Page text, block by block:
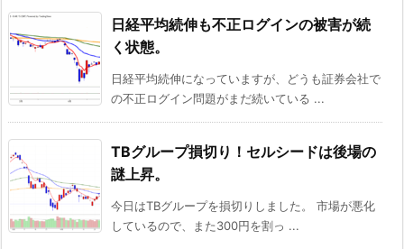
日経平均続伸も不正ログインの被害が続
く状態。
日経平均続伸になっていますが、どうも証券会社で
の不正ログイン問題がまだ続いている ...
TBグループ損切り！セルシードは後場の
謎上昇。
今日はTBグループを損切りしました。 市場が悪化
しているので、また300円を割っ ...